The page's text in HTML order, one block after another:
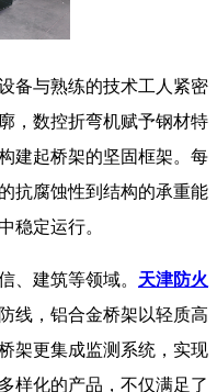
备与熟练的技术工人紧密
，数控折弯机赋予钢材特
建起桥架的坚固框架。每
抗腐蚀性到结构的承重能
稳定运行。​
、建筑等领域。 天津防火
线，铝合金桥架以轻质高
架更集成监测系统，实现
样化的产品，不仅满足了